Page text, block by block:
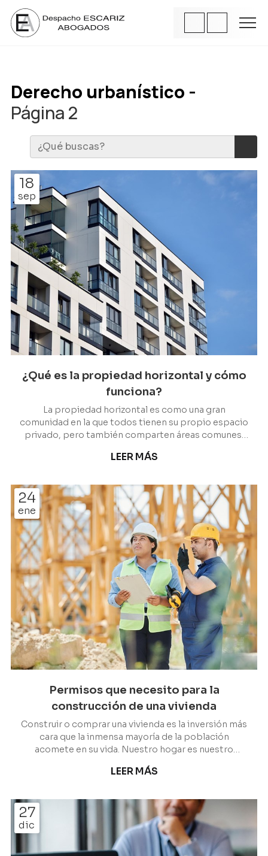
Derecho urbanístico -
Página 2
18
sep
¿Qué es la propiedad horizontal y cómo
funciona?
La propiedad horizontal es como una gran
comunidad en la que todos tienen su propio espacio
privado, pero también comparten áreas comunes.
juntos en edificios o conjuntos residenciales sin
explicamos qué es y cómo funciona, y además le
presentamos los servicios legales de Escariz
Abogados en Vigo, expertos en derecho
urbanístico, como una de nuestras áreas jurídicas de
actuación. ¿Qué es la propi...
LEER MÁS
24
ene
Permisos que necesito para la
construcción de una vivienda
Construir o comprar una vivienda es la inversión más
cara que la inmensa mayoría de la población
acomete en su vida. Nuestro hogar es nuestro
de nuestros objetos más preciados. Es por ello que
queremos asegurarnos de que todo salga a la
perfección. El primer requisito necesario para que
todo marche bien es tener todos los permisos
necesarios para legalizar la obra y no tener
problemas cuando esté...
LEER MÁS
27
dic